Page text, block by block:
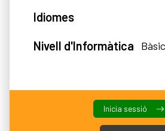
Idiomes
Nivell d'Informàtica
Inicia sessió